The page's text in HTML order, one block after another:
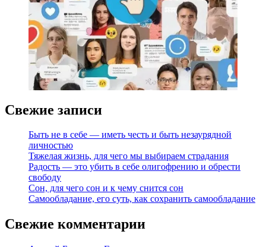
Свежие записи
Быть не в себе — иметь честь и быть незаурядной
личностью
Тяжелая жизнь, для чего мы выбираем страдания
Радость — это убить в себе олигофрению и обрести
свободу
Сон, для чего сон и к чему снится сон
Самообладание, его суть, как сохранить самообладание
Свежие комментарии